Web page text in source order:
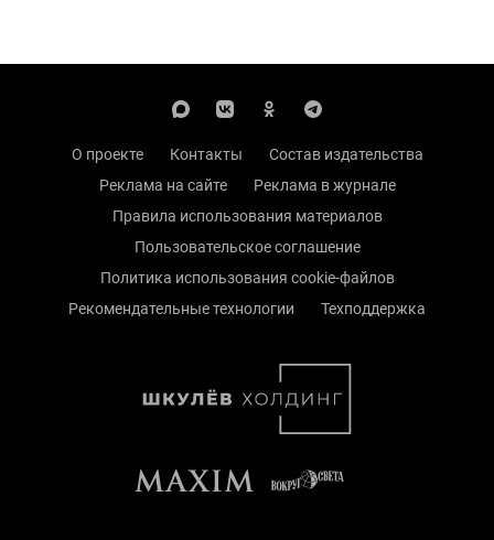
О проекте Контакты
Состав издательства
Реклама на сайте
Реклама в журнале
Правила использования материалов
Пользовательское соглашение
Политика использования cookie-файлов
Рекомендательные технологии
Техподдержка